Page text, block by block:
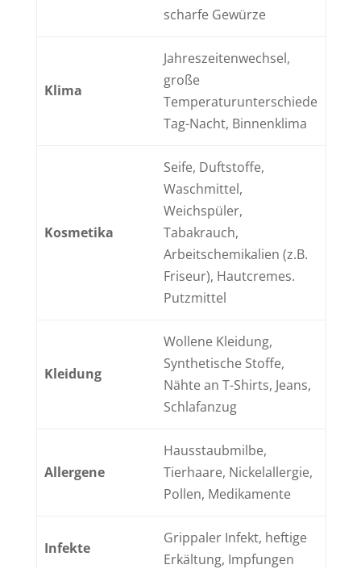
scharfe Gewürze
Klima
Jahreszeitenwechsel,
große
Temperaturunterschiede
Tag-Nacht, Binnenklima
Kosmetika
Seife, Duftstoffe,
Waschmittel,
Weichspüler,
Tabakrauch,
Arbeitschemikalien (z.B.
Friseur), Hautcremes.
Putzmittel
Kleidung
Wollene Kleidung,
Synthetische Stoffe,
Nähte an T-Shirts, Jeans,
Schlafanzug
Allergene
Hausstaubmilbe,
Tierhaare, Nickelallergie,
Pollen, Medikamente
Infekte
Grippaler Infekt, heftige
Erkältung, Impfungen